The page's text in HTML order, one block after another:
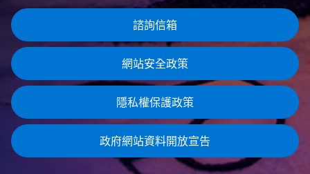
諮詢信箱
網站安全政策
隱私權保護政策
政府網站資料開放宣告